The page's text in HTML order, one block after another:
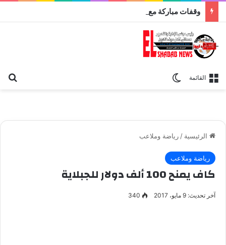
القائمة
الرئيسية / رياضة وملاعب
رياضة وملاعب
كاف يمنح 100 ألف دولار للجبلاية
آخر تحديث: 9 مايو، 2017 340